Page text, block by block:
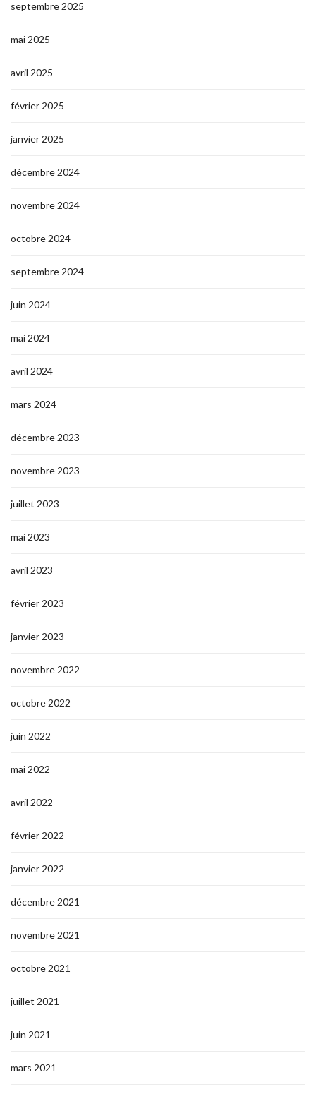
septembre 2025
mai 2025
avril 2025
février 2025
janvier 2025
décembre 2024
novembre 2024
octobre 2024
septembre 2024
juin 2024
mai 2024
avril 2024
mars 2024
décembre 2023
novembre 2023
juillet 2023
mai 2023
avril 2023
février 2023
janvier 2023
novembre 2022
octobre 2022
juin 2022
mai 2022
avril 2022
février 2022
janvier 2022
décembre 2021
novembre 2021
octobre 2021
juillet 2021
juin 2021
mars 2021